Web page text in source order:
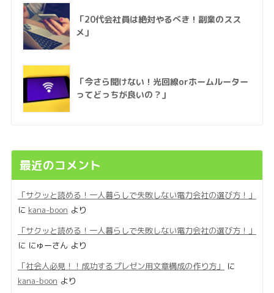
「20代会社員は絶対やるべき！副業のスス
メ」
「今さら聞けない！光回線orホームルーター
ってどっちが良いの？」
最近のコメント
「サクッと読める！一人暮らしで失敗しない電力会社の選び方！」
に kana-boon より
「サクッと読める！一人暮らしで失敗しない電力会社の選び方！」
に にゅーさんより
「社会人必見！！成功するプレゼン用文章構成の作り方」
に
kana-boon より